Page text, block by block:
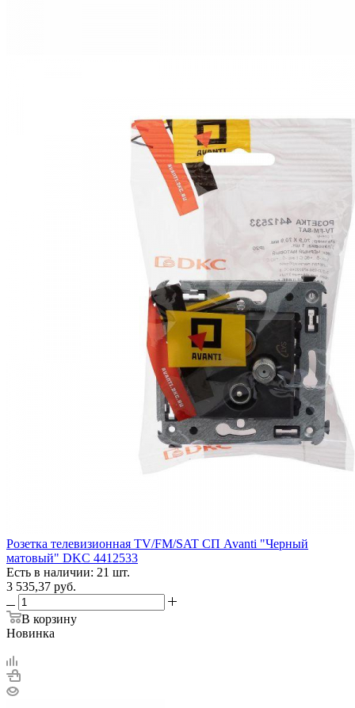
Розетка телевизионная TV/FM/SAT СП Avanti "Черный
матовый" DKC 4412533
Есть в наличии: 21 шт.
3 535,37 руб.
В корзину
Новинка